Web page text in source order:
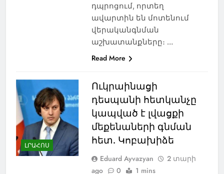
դպրոցում, որտեղ
ավարտին են մոտենում
վերականգնման
աշխատանքները։ …
Read More
ԼՐԱՀՈՍ
Ուկրաինացի
դեսպանի հետկանչը
կապված է լվացքի
մեքենաների գնման
հետ. Կոբախիձե
Eduard Ayvazyan
2 տարի
ago
0 1 mins